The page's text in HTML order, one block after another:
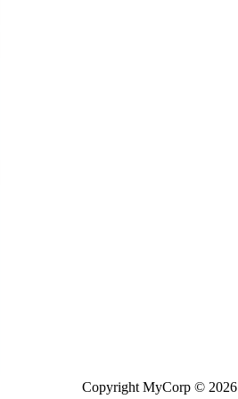
Copyright MyCorp © 2026